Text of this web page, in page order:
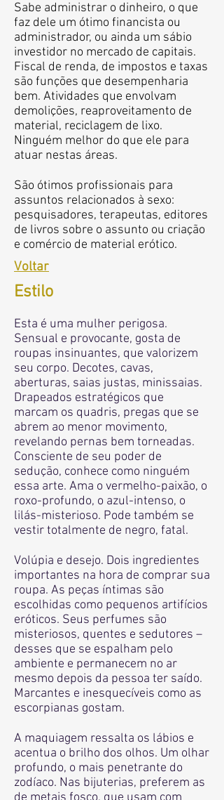
Sabe administrar o dinheiro, o que
faz dele um ótimo financista ou
administrador, ou ainda um sábio
investidor no mercado de capitais.
Fiscal de renda, de impostos e taxas
são funções que desempenharia
bem. Atividades que envolvam
demolições, reaproveitamento de
material, reciclagem de lixo.
Ninguém melhor do que ele para
atuar nestas áreas.
São ótimos profissionais para
assuntos relacionados à sexo:
pesquisadores, terapeutas, editores
de livros sobre o assunto ou criação
e comércio de material erótico.
Voltar
Estilo
Esta é uma mulher perigosa.
Sensual e provocante, gosta de
roupas insinuantes, que valorizem
seu corpo. Decotes, cavas,
aberturas, saias justas, minissaias.
Drapeados estratégicos que
marcam os quadris, pregas que se
abrem ao menor movimento,
revelando pernas bem torneadas.
Consciente de seu poder de
sedução, conhece como ninguém
essa arte. Ama o vermelho-paixão, o
roxo-profundo, o azul-intenso, o
lilás-misterioso. Pode também se
vestir totalmente de negro, fatal.
Volúpia e desejo. Dois ingredientes
importantes na hora de comprar sua
roupa. As peças íntimas são
escolhidas como pequenos artifícios
eróticos. Seus perfumes são
misteriosos, quentes e sedutores –
desses que se espalham pelo
ambiente e permanecem no ar
mesmo depois da pessoa ter saído.
Marcantes e inesquecíveis como as
escorpianas gostam.
A maquiagem ressalta os lábios e
acentua o brilho dos olhos. Um olhar
profundo, o mais penetrante do
zodíaco. Nas bijuterias, preferem as